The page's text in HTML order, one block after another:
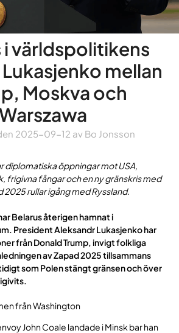
i världspolitikens
mellan
Moskva och
2025-09-12 av Bo Jonsson
diplomatiska öppningar mot USA,
frigivna fångar och en ny gränskris med
2025 rullar igång med Ryssland.
Belarus återigen hamnat i
President Aleksandr Lukasjenko har
från Donald Trump, invigt folkliga
av Zapad 2025 tillsammans
som Polen stängt gränsen och över
från Washington
John Coale landade i Minsk bar han